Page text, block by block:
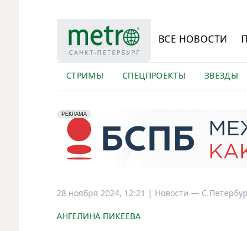
ВСЕ НОВОСТИ
СТРИМЫ СПЕЦПРОЕКТЫ ЗВЕЗДЫ
erid: 2VfnxyFybV5
РЕКЛАМА
ПАО "Банк "Санкт-Петербург", ИНН: 7831000027
28 ноября 2024, 12:21 | Новости —
АНГЕЛИНА ПИКЕЕВА